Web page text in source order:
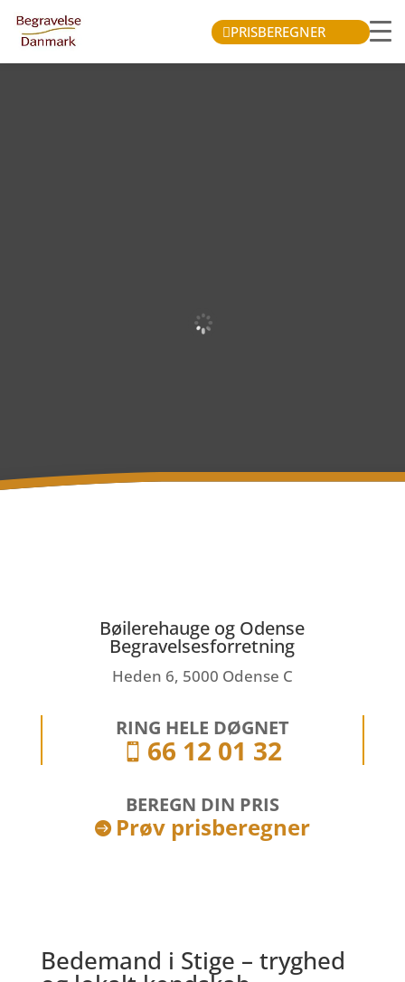
PRISBEREGNER
Bøilerehauge og Odense
Begravelsesforretning
Heden 6, 5000 Odense C
RING HELE DØGNET
 66 12 01 32
BEREGN DIN PRIS
 Prøv prisberegner
Bedemand i Stige – tryghed